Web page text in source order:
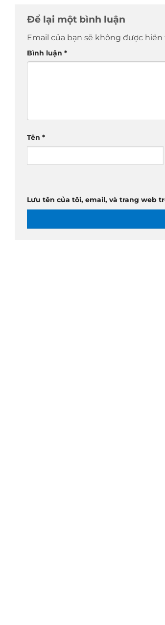
Để lại một bình luận
Email của bạn sẽ không được
Bình luận *
Tên *
Lưu tên của tôi, email, và trang web